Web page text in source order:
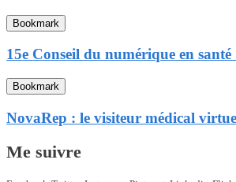
Bookmark
15e Conseil du numérique en santé
Bookmark
NovaRep : le visiteur médical
Me suivre